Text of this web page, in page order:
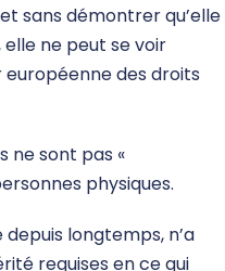
sans démontrer qu’elle
ne peut se voir
des droits
ne sont pas «
physiques.
longtemps, n’a
requises en ce qui